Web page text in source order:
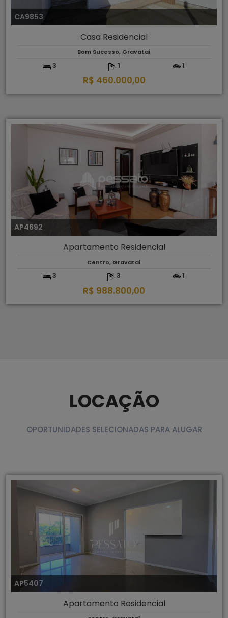
CA9853
Casa Residencial
Bom Sucesso, Gravataí
3 1 1
R$ 460.000,00
AP4692
Apartamento Residencial
Centro, Gravataí
3 3 1
R$ 988.800,00
LOCAÇÃO
OPORTUNIDADES SELECIONADAS PARA ALUGAR
AP5407
Apartamento Residencial